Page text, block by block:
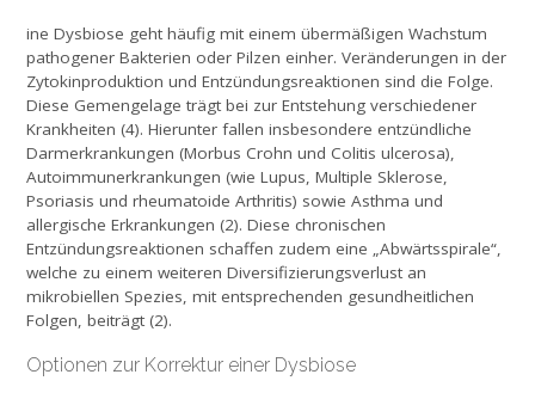
ine Dysbiose geht häufig mit einem übermäßigen Wachstum
pathogener Bakterien oder Pilzen einher. Veränderungen in der
Zytokinproduktion und Entzündungsreaktionen sind die Folge.
Diese Gemengelage trägt bei zur Entstehung verschiedener
Krankheiten (4). Hierunter fallen insbesondere entzündliche
Darmerkrankungen (Morbus Crohn und Colitis ulcerosa),
Autoimmunerkrankungen (wie Lupus, Multiple Sklerose,
Psoriasis und rheumatoide Arthritis) sowie Asthma und
allergische Erkrankungen (2). Diese chronischen
Entzündungsreaktionen schaffen zudem eine „Abwärtsspirale“,
welche zu einem weiteren Diversifizierungsverlust an
mikrobiellen Spezies, mit entsprechenden gesundheitlichen
Folgen, beiträgt (2).
Optionen zur Korrektur einer Dysbiose